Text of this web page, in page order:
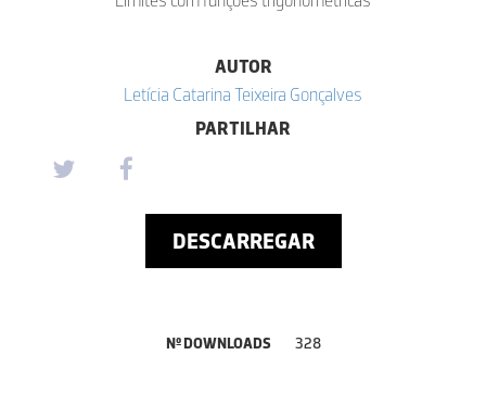
AUTOR
Letícia Catarina Teixeira Gonçalves
PARTILHAR
DESCARREGAR
Nº DOWNLOADS 328